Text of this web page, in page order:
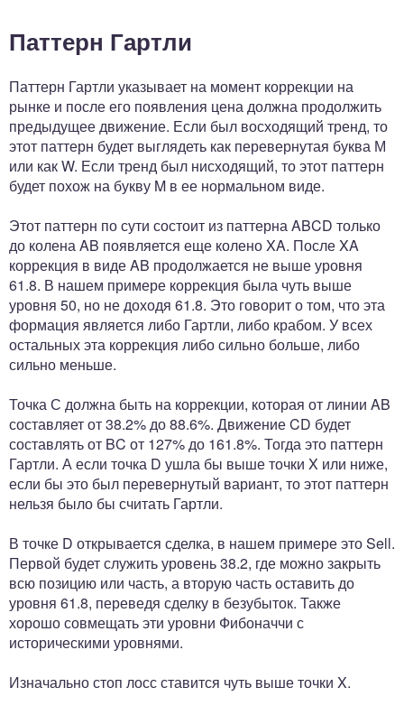
Паттерн Гартли
Паттерн Гартли указывает на момент коррекции на
рынке и после его появления цена должна продолжить
предыдущее движение. Если был восходящий тренд, то
этот паттерн будет выглядеть как перевернутая буква М
или как W. Если тренд был нисходящий, то этот паттерн
будет похож на букву M в ее нормальном виде.
Этот паттерн по сути состоит из паттерна ABCD только
до колена AB появляется еще колено XA. После XA
коррекция в виде AB продолжается не выше уровня
61.8. В нашем примере коррекция была чуть выше
уровня 50, но не доходя 61.8. Это говорит о том, что эта
формация является либо Гартли, либо крабом. У всех
остальных эта коррекция либо сильно больше, либо
сильно меньше.
Точка С должна быть на коррекции, которая от линии AB
составляет от 38.2% до 88.6%. Движение CD будет
составлять от BC от 127% до 161.8%. Тогда это паттерн
Гартли. А если точка D ушла бы выше точки X или ниже,
если бы это был перевернутый вариант, то этот паттерн
нельзя было бы считать Гартли.
В точке D открывается сделка, в нашем примере это Sell.
Первой будет служить уровень 38.2, где можно закрыть
всю позицию или часть, а вторую часть оставить до
уровня 61.8, переведя сделку в безубыток. Также
хорошо совмещать эти уровни Фибоначчи с
историческими уровнями.
Изначально стоп лосс ставится чуть выше точки X.